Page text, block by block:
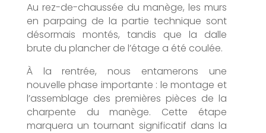
Au rez-de-chaussée du manège, les murs
en parpaing de la partie technique sont
désormais montés, tandis que la dalle
brute du plancher de l’étage a été coulée.
À la rentrée, nous entamerons une
nouvelle phase importante : le montage et
l’assemblage des premières pièces de la
charpente du manège. Cette étape
marquera un tournant significatif dans la